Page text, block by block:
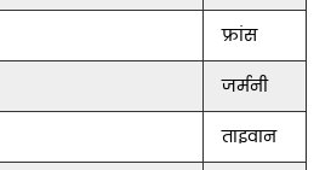
फ्रांस
जर्मनी
ताइवान